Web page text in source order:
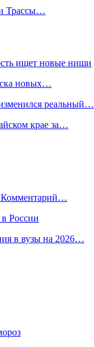
Трассы…
ищет новые ниши
новых…
реальный…
крае за…
Комментарий…
России
в вузы на 2026…